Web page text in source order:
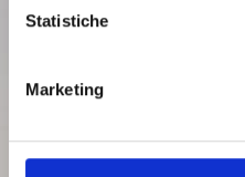
Statistiche
Marketing
ARCHIVIO 2013
ARCHIVIO 2012
ARCHIVIO 2011